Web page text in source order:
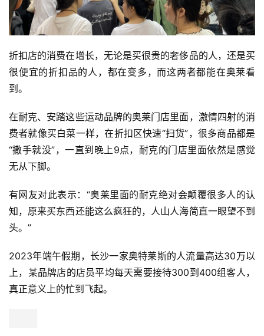
折扣店的消费在增长，无论是买很贵的奢侈品的人，还是买
很便宜的折扣品的人，都在变多，而这两者都能在奥莱看
到。
在耐克、安踏这些运动品牌的奥莱门店里面，激情四射的消
费者就像买白菜一样，在折扣区快速“扫货”，很多商品都是
“撒手就没”，一直到晚上9点，耐克的门店里面依然是感觉
无从下脚。
有网友对此表示：“奥莱里面的耐克绝对会颠覆很多人的认
知，原来买东西还能这么疯狂的，人山人海简直一眼望不到
头。”
2023年端午假期，长沙一家奥特莱斯的人流量高达30万以
上，某品牌店的店员平均每天需要接待300到400组客人，
真正意义上的忙到飞起。